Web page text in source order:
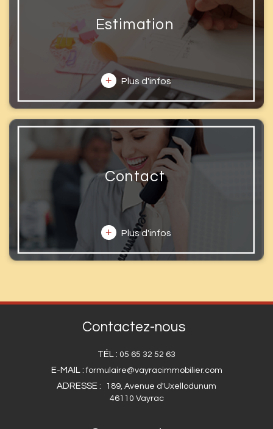
Estimation
+ Plus d'infos
Contact
+ Plus d'infos
Contactez-nous
TÉL : 05 65 32 52 63
E-MAIL :formulaire@vayracimmobilier.com
ADRESSE :
189, Avenue d'Uxellodunum
46110 Vayrac